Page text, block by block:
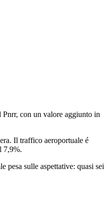
Pnrr, con un valore aggiunto in
Il traffico aeroportuale é
7,9%.
pesa sulle aspettative: quasi sei